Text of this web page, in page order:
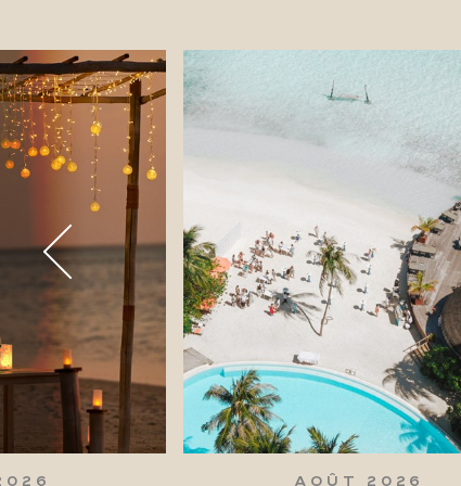
AOÛT 2026